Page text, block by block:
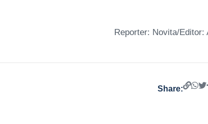
Reporter: Novita/Editor:
Share: